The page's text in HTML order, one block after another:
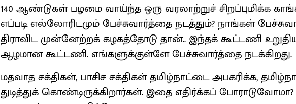
140 ஆண்டுகள் பழமை வாய்ந்த ஒரு வரலாற்றுச் சிறப்புமிக்க
எப்படி எல்லோரிடமும் பேச்சுவார்த்தை நடத்தும்? நாங்கள்
திராவிட முன்னேற்றக் கழகத்தோடு தான்.. இந்தக் கூட்டணி
ஆழமான கூட்டணி. எங்களுக்குள்ளே பேச்சுவார்த்தை நடக்கிறது.
மதவாத சக்திகள், பாசிச சக்திகள் தமிழ்நாட்டை அபகரிக்க,
துடித்துக் கொண்டிருக்கிறார்கள். இதை எதிர்க்கப்